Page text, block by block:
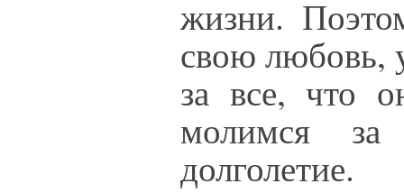
жизни.
свою любовь,
за все, что
молимся
долголетие.